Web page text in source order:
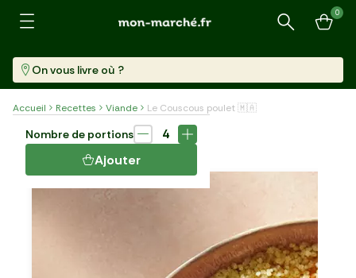
Recherche
0
On vous livre où ?
Accueil Recettes Viande
Le Couscous poulet 🇲🇦
LE COUSCOUS POULET 🇲🇦
Nombre de portions
4
Ajouter